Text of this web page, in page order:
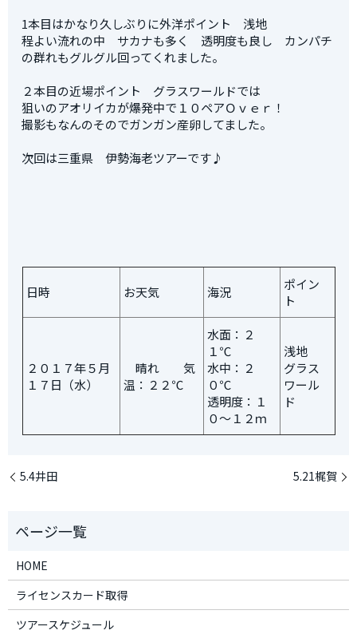
1本目はかなり久しぶりに外洋ポイント 浅地
程よい流れの中 サカナも多く 透明度も良し カンパチ
の群れもグルグル回ってくれました。
２本目の近場ポイント グラスワールドでは
狙いのアオリイカが爆発中で１０ペアＯｖｅｒ！
撮影もなんのそのでガンガン産卵してました。
次回は三重県 伊勢海老ツアーです♪
日時 お天気 海況
ポイン
ト
２０１７年５月
１７日（水）
晴れ 気
温：２２℃
水面：２
１℃
水中：２
０℃
透明度：１
０～１２ｍ
浅地
グラス
ワール
ド
5.4井田 5.21梶賀
HOME
ライセンスカード取得
ツアースケジュール